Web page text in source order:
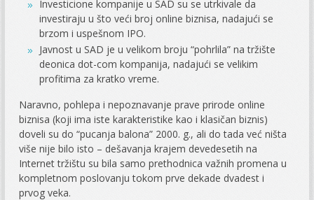
Investicione kompanije u SAD su se utrkivale da
investiraju u što veći broj online biznisa, nadajući se
brzom i uspešnom IPO.
Javnost u SAD je u velikom broju “pohrlila” na tržište
deonica dot-com kompanija, nadajući se velikim
profitima za kratko vreme.
Naravno, pohlepa i nepoznavanje prave prirode online
biznisa (koji ima iste karakteristike kao i klasičan biznis)
doveli su do “pucanja balona” 2000. g., ali do tada već ništa
više nije bilo isto – dešavanja krajem devedesetih na
Internet tržištu su bila samo prethodnica važnih promena u
kompletnom poslovanju tokom prve dekade dvadest i
prvog veka.